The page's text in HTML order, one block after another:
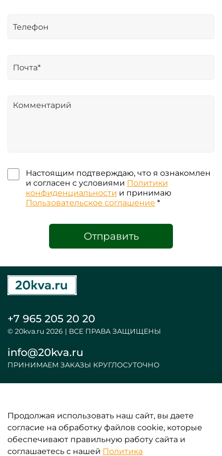
Настоящим подтверждаю, что я ознакомлен
и согласен с условиями Политики
конфиденциальности и принимаю
Пользовательское соглашение *
Отправить
ООО «АКБ и ИБП»
+7 965 205 20 20
© 20kva.ru 2026 | ВСЕ ПРАВА ЗАЩИЩЕНЫ
info@20kva.ru
ПРИНИМАЕМ ЗАКАЗЫ КРУГЛОСУТОЧНО
Продолжая использовать наш сайт, вы даете
согласие на обработку файлов cookie, которые
обеспечивают правильную работу сайта и
соглашаетесь с нашей Политика